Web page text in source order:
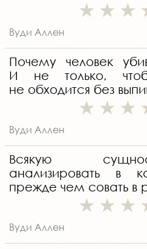
Вуди Аллен
Почему человек
И не только,
не обходится без
Вуди Аллен
Всякую
анализировать в
прежде чем совать в
Вуди Аллен